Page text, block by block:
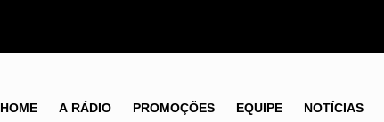
HOME A RÁDIO PROMOÇÕES EQUIPE NOTÍCIAS